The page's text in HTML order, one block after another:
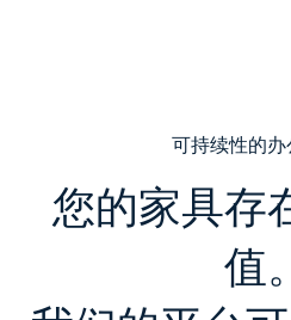
可持续性的
您的家具存
值。